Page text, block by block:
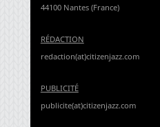
44100 Nantes (France)
RÉDACTION
redaction(at)citizenjazz.com
PUBLICITÉ
publicite(at)citizenjazz.com